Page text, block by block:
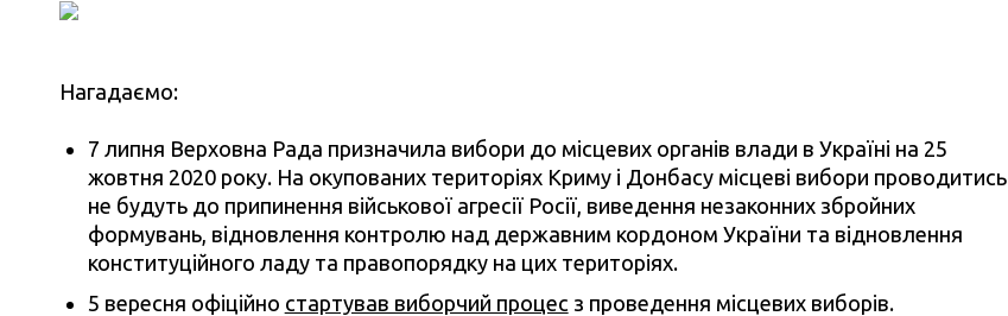
Нагадаємо:
7 липня Верховна Рада призначила вибори до місцевих органів влади в Україні на 25
жовтня 2020 року. На окупованих територіях Криму і Донбасу місцеві вибори проводитись
не будуть до припинення військової агресії Росії, виведення незаконних збройних
формувань, відновлення контролю над державним кордоном України та відновлення
конституційного ладу та правопорядку на цих територіях.
5 вересня офіційно стартував виборчий процес з проведення місцевих виборів.